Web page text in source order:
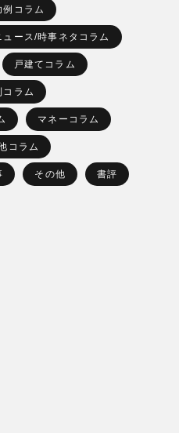
例コラム
ュース/時事ネタコラム
戸建てコラム
コラム
マネーコラム
コラム
その他 書評